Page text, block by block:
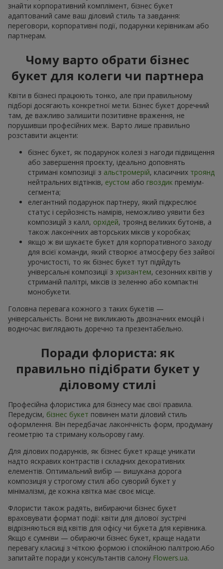
знайти корпоративний комплімент, бізнес букет
адаптований саме ваш діловий стиль та завдання:
переговори, корпоративні події, подарунки керівникам або
партнерам.
Чому варто обрати бізнес
букет для колеги чи партнера
Квіти в бізнесі працюють тонко, але при правильному
підборі досягають конкретної мети. Бізнес букет доречний
там, де важливо залишити позитивне враження, не
порушивши професійних меж. Варто лише правильно
розставити акценти:
бізнес букет, як подарунок колезі з нагоди підвищення
або завершення проєкту, ідеально доповнять
стримані композиції з альстромерій, класичних троянд
нейтральних відтінків, еустом або гвоздик преміум-
сегмента;
елегантний подарунок партнеру, який підкреслює
статус і серйозність намірів, неможливо уявити без
композицій з калл, орхідей, троянд великих бутонів, а
також лаконічних авторських міксів у коробках;
якщо ж ви шукаєте букет для корпоративного заходу
для всієї команди, який створює атмосферу без зайвої
урочистості, то як бізнес букет тут підійдуть
універсальні композиції з хризантем, сезонних квітів у
стриманій палітрі, міксів із зеленню або компактні
монобукети.
Головна перевага кожного з таких букетів —
універсальність. Вони не викликають двозначних емоцій і
водночас виглядають доречно та презентабельно.
Поради флориста: як
правильно підібрати букет у
діловому стилі
Професійна флористика для бізнесу має свої правила.
Передусім, бізнес букет повинен мати діловий стиль
оформлення. Він передбачає лаконічність форм, продуману
геометрію та стриману кольорову гаму.
Для ділових подарунків, як бізнес букет краще уникати
надто яскравих контрастів і складних декоративних
елементів. Оптимальний вибір — вишукана дорога
композиція у строгому стилі або суворий букет у
мінімалізмі, де кожна квітка має своє місце.
Флористи також радять, вибираючи бізнес букет
враховувати формат події: квіти для ділової зустрічі
відрізняються від квітів для офісу чи букета для керівника.
Якщо є сумніви — обираючи бізнес букет, краще надати
перевагу класиці з чіткою формою і спокійною палітрою.Або
запитайте поради у консультантів салону Flowers.ua.